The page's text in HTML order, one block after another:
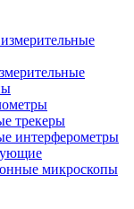
трекеры
интерферометры
микроскопы